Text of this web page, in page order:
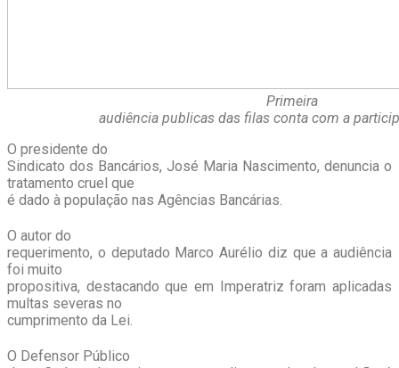
Primeira
audiência publicas das filas conta com a
O presidente do
Sindicato dos Bancários, José Maria Nascimento, denuncia o
tratamento cruel que
é dado à população nas Agências Bancárias.
O autor do
requerimento, o deputado Marco Aurélio diz que a audiência
foi muito
propositiva, destacando que em Imperatriz foram aplicadas
multas severas no
cumprimento da Lei.
O Defensor Público